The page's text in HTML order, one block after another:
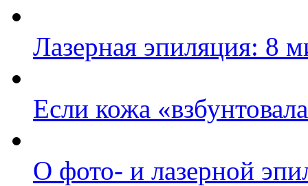
Лазерная эпиляция: 8
Если кожа
О фото- и лазерной